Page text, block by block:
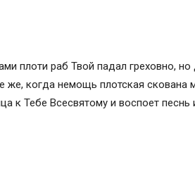
плоти раб Твой падал греховно,
же, когда немощь плотская скована
к Тебе Всесвятому и воспоет песнь